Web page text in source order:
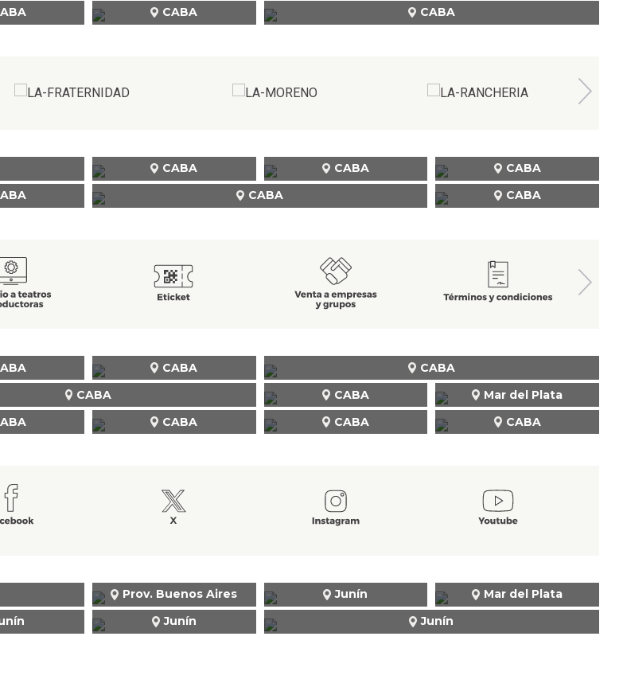
CABA CABA
CABA CABA
CABA
CABA CABA
CABA
CABA
CABA CABA
Mar del Plata
CABA CABA CABA
Prov. Buenos Aires Junín
Mar del Plata
Junín Junín